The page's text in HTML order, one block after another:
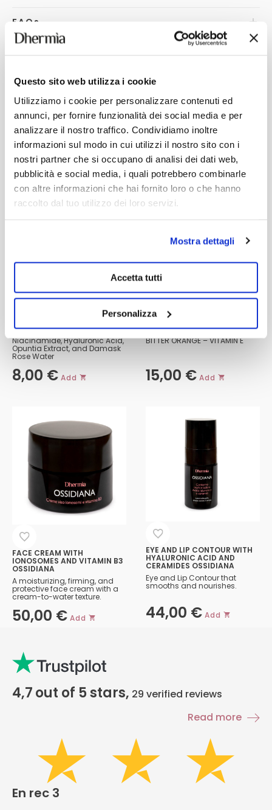
Questo sito web utilizza i cookie
Utilizziamo i cookie per personalizzare contenuti ed
annunci, per fornire funzionalità dei social media e per
analizzare il nostro traffico. Condividiamo inoltre
informazioni sul modo in cui utilizzi il nostro sito con i
nostri partner che si occupano di analisi dei dati web,
pubblicità e social media, i quali potrebbero combinarle
con altre informazioni che hai fornito loro o che hanno
raccolto dal tuo utilizzo dei loro servizi.
Mostra dettagli
Accetta tutti
Personalizza
FAQ s
YOU MAY ALSO LIKE
Niacinamide, Hyaluronic Acid,
Opuntia Extract, and Damask
Rose Water
8,00 € Add
BIPHASIC MAKEUP REMOVER
BITTER ORANGE – VITAMIN E
15,00 € Add
FACE CREAM WITH
IONOSOMES AND VITAMIN B3
OSSIDIANA
A moisturizing, firming, and
protective face cream with a
cream-to-water texture.
50,00 € Add
EYE AND LIP CONTOUR WITH
HYALURONIC ACID AND
CERAMIDES OSSIDIANA
Eye and Lip Contour that
smooths and nourishes.
44,00 € Add
4,7out of 5 stars, 29 verified reviews
Read more
En rec 3